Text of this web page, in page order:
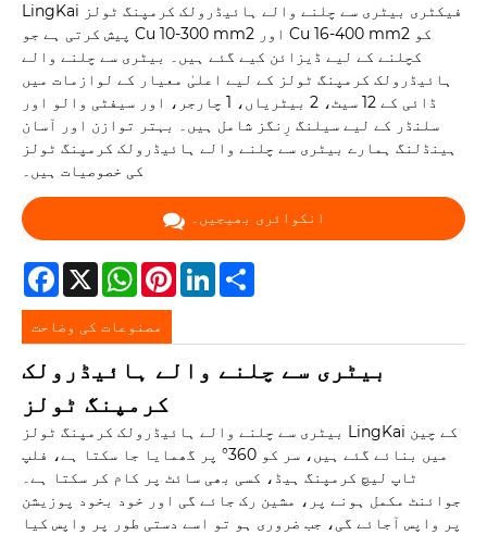
LingKai فیکٹری بیٹری سے چلنے والے ہائیڈرولک کرمپنگ ٹولز
پیش کرتی ہے جو Cu 10-300 mm2 اور Cu 16-400 mm2 کو
کچلنے کے لیے ڈیزائن کیے گئے ہیں۔ بیٹری سے چلنے والے
ہائیڈرولک کرمپنگ ٹولز کے لیے اعلیٰ معیار کے لوازمات میں
ڈائی کے 12 سیٹ، 2 بیٹریاں، 1 چارجر، اور سیفٹی والو اور
سلنڈر کے لیے سیلنگ رِنگز شامل ہیں۔ بہتر توازن اور آسان
ہینڈلنگ ہمارے بیٹری سے چلنے والے ہائیڈرولک کرمپنگ ٹولز
کی خصوصیات ہیں۔
انکوائری بھیجیں۔
Facebook
X WhatsAppPinterestLinkedIn
مصنوعات کی وضاحت
بیٹری سے چلنے والے ہائیڈرولک
کرمپنگ ٹولز
بیٹری سے چلنے والے ہائیڈرولک کرمپنگ ٹولز LingKai کے چین
میں بنائے گئے ہیں، سر کو 360° پر گھمایا جا سکتا ہے، فلپ
ٹاپ لیچ کرمپنگ ہیڈ، کسی بھی سائٹ پر کام کر سکتا ہے۔
جوائنٹ مکمل ہونے پر، مشین رک جائے گی اور خود بخود پوزیشن
پر واپس آجائے گی، جب ضروری ہو تو اسے دستی طور پر واپس کیا